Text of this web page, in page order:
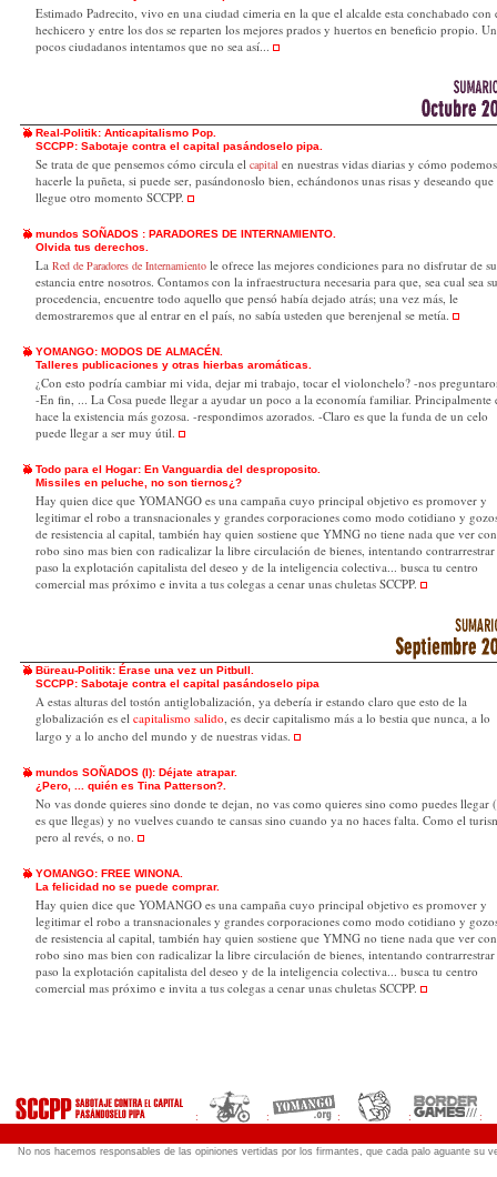
Estimado Padrecito, vivo en una ciudad cimeria en la que el alcalde esta conchabado con
hechicero y entre los dos se reparten los mejores prados y huertos en beneficio propio.
pocos ciudadanos intentamos que no sea así...
Real-Politik: Anticapitalismo Pop.
SCCPP: Sabotaje contra el capital pasándoselo pipa.
Se trata de que pensemos cómo circula el capital en nuestras vidas diarias y cómo podemos
hacerle la puñeta, si puede ser, pasándonoslo bien, echándonos unas risas y deseando que
llegue otro momento SCCPP.
mundos SOÑADOS : PARADORES DE INTERNAMIENTO.
Olvida tus derechos.
La Red de Paradores de Internamiento le ofrece las mejores condiciones para no disfrutar de su
estancia entre nosotros. Contamos con la infraestructura necesaria para que, sea cual sea su
procedencia, encuentre todo aquello que pensó había dejado atrás; una vez más, le
demostraremos que al entrar en el país, no sabía usteden que berenjenal se metía.
YOMANGO: MODOS DE ALMACÉN.
Talleres publicaciones y otras hierbas aromáticas.
¿Con esto podría cambiar mi vida, dejar mi trabajo, tocar el violonchelo? -nos
-En fin, ... La Cosa puede llegar a ayudar un poco a la economía familiar. Principalmente
hace la existencia más gozosa. -respondimos azorados. -Claro es que la funda de un celo
puede llegar a ser muy útil.
Todo para el Hogar: En Vanguardia del desproposito.
Missiles en peluche, no son tiernos¿?
Hay quien dice que YOMANGO es una campaña cuyo principal objetivo es promover y
legitimar el robo a transnacionales y grandes corporaciones como modo cotidiano y
de resistencia al capital, también hay quien sostiene que YMNG no tiene nada que ver
robo sino mas bien con radicalizar la libre circulación de bienes, intentando contrarrestrar
paso la explotación capitalista del deseo y de la inteligencia colectiva... busca tu centro
comercial mas próximo e invita a tus colegas a cenar unas chuletas SCCPP.
Büreau-Politik: Érase una vez un Pitbull.
SCCPP: Sabotaje contra el capital pasándoselo pipa
A estas alturas del tostón antiglobalización, ya debería ir estando claro que esto de la
globalización es el capitalismo salido, es decir capitalismo más a lo bestia que nunca, a lo
largo y a lo ancho del mundo y de nuestras vidas.
mundos SOÑADOS (I): Déjate atrapar.
¿Pero, ... quién es Tina Patterson?.
No vas donde quieres sino donde te dejan, no vas como quieres sino como puedes llegar
es que llegas) y no vuelves cuando te cansas sino cuando ya no haces falta. Como el
pero al revés, o no.
YOMANGO: FREE WINONA.
La felicidad no se puede comprar.
Hay quien dice que YOMANGO es una campaña cuyo principal objetivo es promover y
legitimar el robo a transnacionales y grandes corporaciones como modo cotidiano y
de resistencia al capital, también hay quien sostiene que YMNG no tiene nada que ver
robo sino mas bien con radicalizar la libre circulación de bienes, intentando contrarrestrar
paso la explotación capitalista del deseo y de la inteligencia colectiva... busca tu centro
comercial mas próximo e invita a tus colegas a cenar unas chuletas SCCPP.
: : : : :
No nos hacemos responsables de las opiniones vertidas por los firmantes, que cada palo aguante su